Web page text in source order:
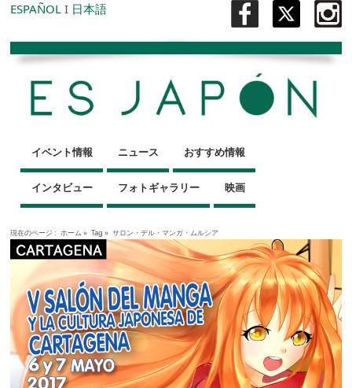
ESPAÑOL I 日本語
イベント情報 ニュース おすすめ情報
インタビュー フォトギャラリー 映画
現在のページ : ホーム » Tag » サロン・デル・マンガ・ムルシア